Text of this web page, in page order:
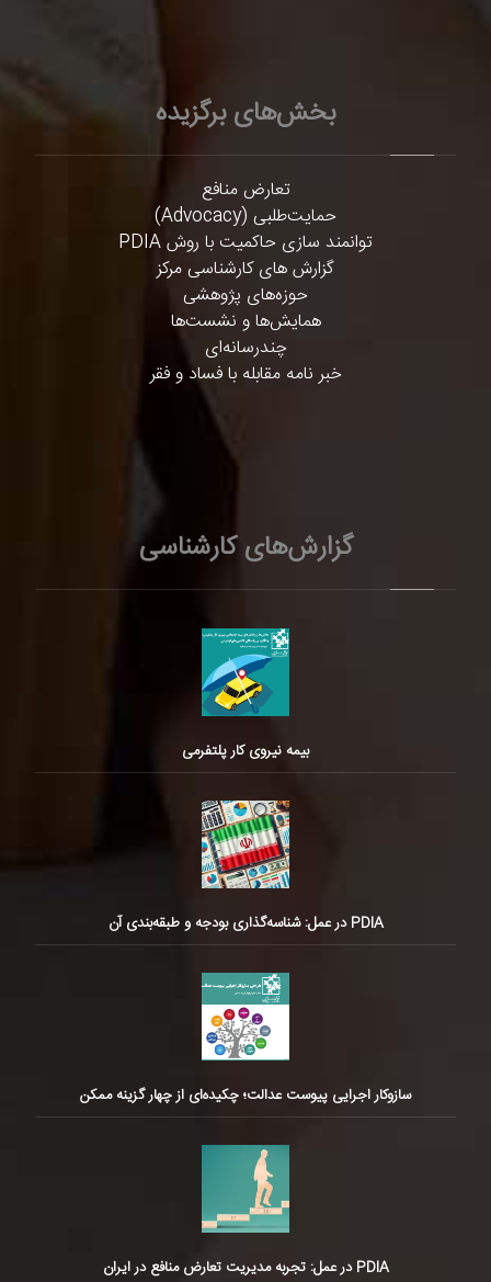
بخش‌های برگزیده
تعارض منافع
حمایت‌طلبی (Advocacy)
توانمند سازی حاکمیت با روش PDIA
گزارش های کارشناسی مرکز
حوزه‌های پژوهشی
همایش‌ها و نشست‌ها
چندرسانه‌ای
خبر نامه مقابله با فساد و فقر
گزارش‌های کارشناسی
بیمه نیروی کار پلتفرمی
PDIA در عمل: شناسه‌گذاری بودجه و طبقه‌بندی آن
سازوکار اجرایی پیوست عدالت؛ چکیده‌ای از چهار گزینه ممکن
PDIA در عمل: تجربه مدیریت تعارض منافع در ایران